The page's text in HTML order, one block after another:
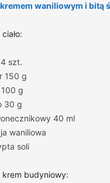
waniliowym i bitą
szt.
150 g
g
30 g
40 ml
waniliowa
soli
krem budyniowy: